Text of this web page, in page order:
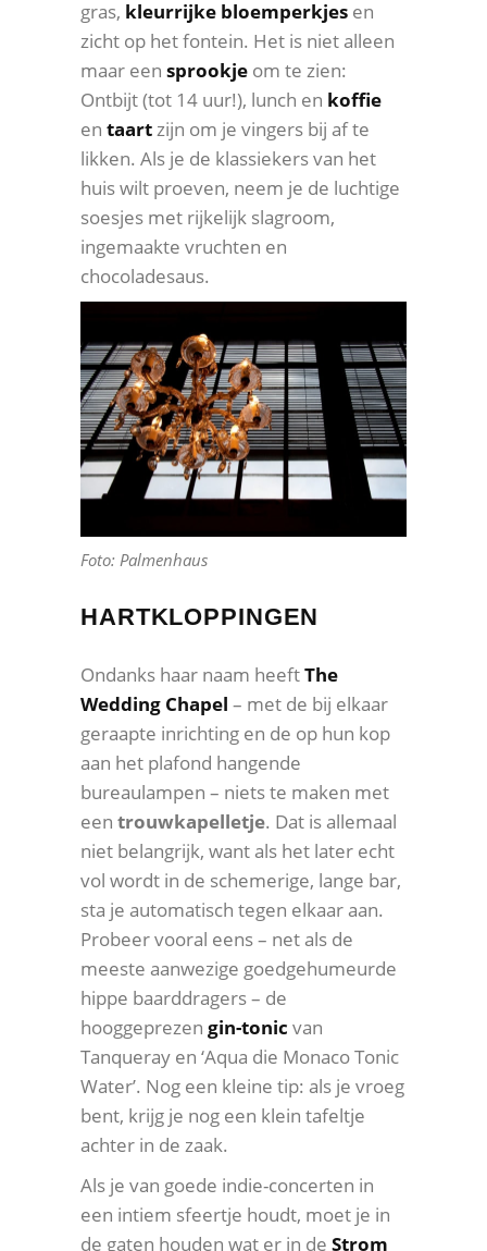
gras, kleurrijke bloemperkjes en
zicht op het fontein. Het is niet alleen
maar een sprookje om te zien:
Ontbijt (tot 14 uur!), lunch en koffie
en taartzijn om je vingers bij af te
likken. Als je de klassiekers van het
huis wilt proeven, neem je de luchtige
soesjes met rijkelijk slagroom,
ingemaakte vruchten en
chocoladesaus.
Foto: Palmenhaus
HARTKLOPPINGEN
Ondanks haar naam heeftThe
Wedding Chapel – met de bij elkaar
geraapte inrichting en de op hun kop
aan het plafond hangende
bureaulampen – niets te maken met
een trouwkapelletje. Dat is allemaal
niet belangrijk, want als het later echt
vol wordt in de schemerige, lange bar,
sta je automatisch tegen elkaar aan.
Probeer vooral eens – net als de
meeste aanwezige goedgehumeurde
hippe baarddragers – de
hooggeprezen gin-tonic van
Tanqueray en ‘Aqua die Monaco Tonic
Water’. Nog een kleine tip: als je vroeg
bent, krijg je nog een klein tafeltje
achter in de zaak.
Als je van goede indie-concerten in
een intiem sfeertje houdt, moet je in
de gaten houden wat er in de Strom